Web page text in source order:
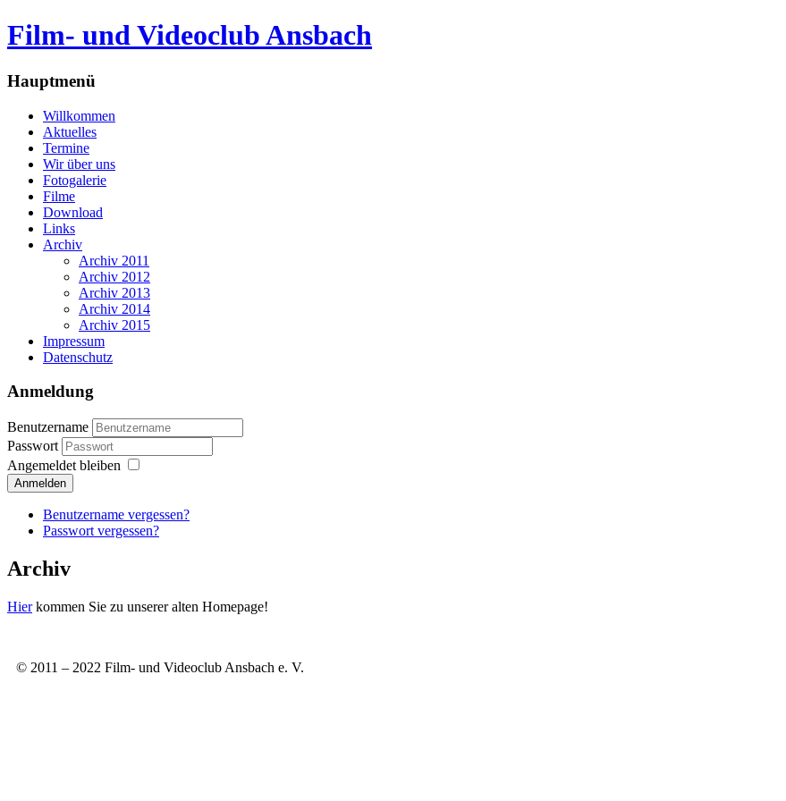
Film- und Videoclub Ansbach
Hauptmenü
Willkommen
Aktuelles
Termine
Wir über uns
Fotogalerie
Filme
Download
Links
Archiv
Archiv 2011
Archiv 2012
Archiv 2013
Archiv 2014
Archiv 2015
Impressum
Datenschutz
Anmeldung
Benutzername
Passwort
Angemeldet bleiben
Anmelden
Benutzername vergessen?
Passwort vergessen?
Archiv
Hierkommen Sie zu unserer alten Homepage!
© 2011 – 2022 Film- und Videoclub Ansbach e. V.